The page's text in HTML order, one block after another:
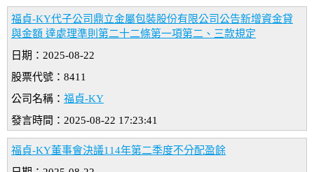
福貞-KY代子公司鼎立金屬包裝股份有限公司公告新增資金貸
與金額 達處理準則第二十二條第一項第二、三款規定
日期：2025-08-22
股票代號：8411
公司名稱： 福貞-KY
發言時間：2025-08-22 17:23:41
福貞-KY董事會決議114年第二季度不分配盈餘